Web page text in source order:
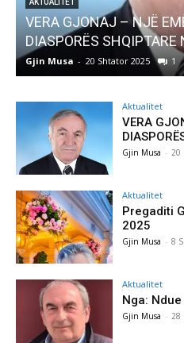
AKTUALITET
Pregaditi Gjin Musa-
Gjin Musa - 8 Shtator 2025 0
Aktualitet
VERA
Gjin Musa - 20
Aktualitet
Pregaditi
2025
Gjin Musa - 8
Aktualitet
Nga:
Gjin Musa - 28